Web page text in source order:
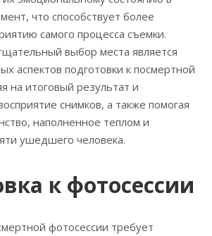
что способствует более
самого процесса съемки.
выбор места является
аспектов подготовки к посмертной
на итоговый результат и
снимков, а также помогая
наполненное теплом и
ушедшего человека.
к фотосессии
фотосессии требует